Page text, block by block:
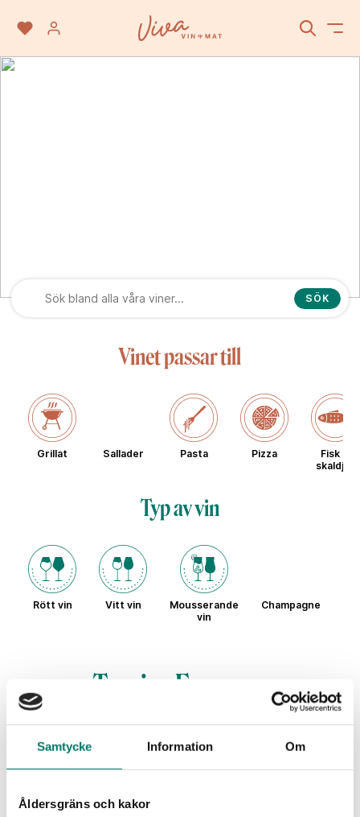
Samtycke Information Om
Åldersgräns och kakor
SÖK
Vinet passar till
Grillat Sallader Pasta Pizza
Fisk &
skaldjur
Typ av vin
Rött vin Vitt vin
Mousserande
vin
Champagne
Touriga Francesa